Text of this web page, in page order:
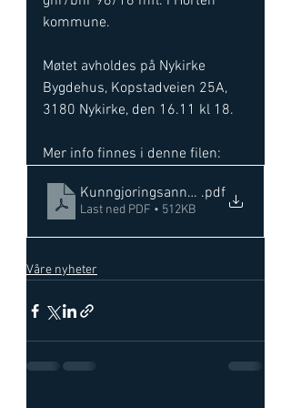
kommune.
Møtet avholdes på Nykirke
Bygdehus, Kopstadveien 25A,
3180 Nykirke, den 16.11 kl 18.
Mer info finnes i denne filen:
.pdf
Last ned PDF • 512KB
Våre nyheter